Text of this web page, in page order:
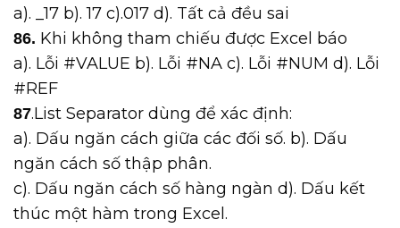
a). _17 b). 17 c).017 d). Tất cả đều sai
86. Khi không tham chiếu được Excel báo
a). Lỗi #VALUE b). Lỗi #NA c). Lỗi #NUM d). Lỗi
#REF
87.List Separator dùng để xác định:
a). Dấu ngăn cách giữa các đối số. b). Dấu
ngăn cách số thập phân.
c). Dấu ngăn cách số hàng ngàn d). Dấu kết
thúc một hàm trong Excel.